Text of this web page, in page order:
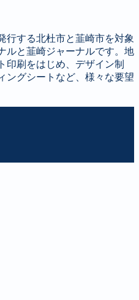
行する北杜市と韮崎市を対象
ルと韮崎ジャーナルです。地
印刷をはじめ、デザイン制
ングシートなど、様々な要望